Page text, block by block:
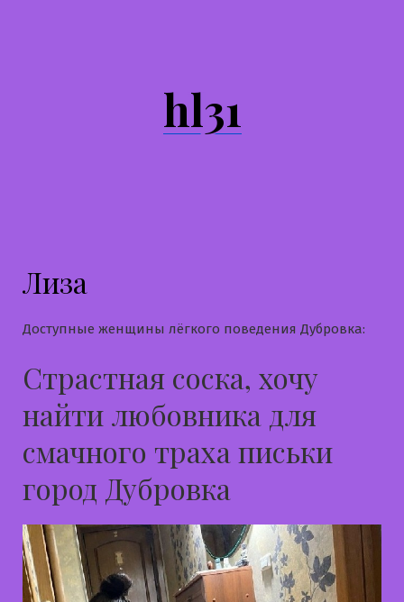
hl31
Лиза
Доступные женщины лёгкого поведения Дубровка:
Страстная соска, хочу
найти любовника для
смачного траха письки
город Дубровка